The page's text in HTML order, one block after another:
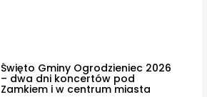
Święto Gminy Ogrodzieniec 2026
– dwa dni koncertów pod
Zamkiem i w centrum miasta